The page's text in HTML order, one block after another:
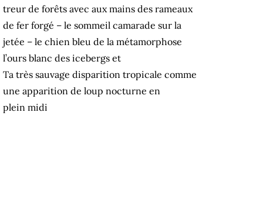
treur de forêts avec aux mains des rameaux
de fer forgé – le sommeil camarade sur la
jetée – le chien bleu de la métamorphose
l’ours blanc des icebergs et
Ta très sauvage disparition tropicale comme
une apparition de loup nocturne en
plein midi